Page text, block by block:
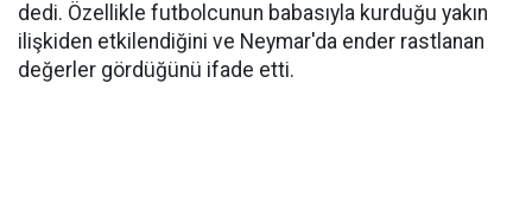
dedi. Özellikle futbolcunun babasıyla kurduğu yakın
ilişkiden etkilendiğini ve Neymar'da ender rastlanan
değerler gördüğünü ifade etti.